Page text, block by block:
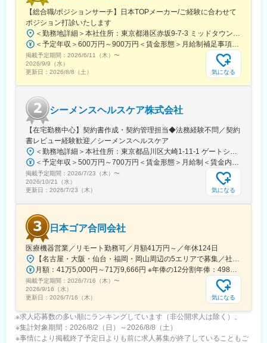
◇事業会社でのプロジェクト推進・マネジメント経験
・社内外の多様なステークホルダーを巻き込みながら、顧客の業
務設計・運用構築・組織変革等のプロジェクトを推進した経験
・例：PMO、業務改革、BPR、オペレーション構築、パートナー
戦略立案・実行支援
◇コンサルティングファームでのプロジェクト推進・マネジメン
ト経験
・0→1のテーマを社外パートナーや複数部門を巻き込んで構造化
・例：新規事業・新規サービス、新拠点・新組織立ち上げ、新規
のパートナーアライアンス・チャネル構築
【総合職/ポジションサーチ】日本TOPメーカー/ご経験に合わせて
ポジション打診いたします
＜勤務地詳細＞本社住所：東京都港区赤坂9-7-3 ミッドタウン・ウェスト勤務地最寄駅：東京メトロ日比谷線／都営大江戸線／六本木駅受動喫煙対策：敷地内全面禁煙
＜予定年収＞600万円～900万円＜賃金形態＞月給制補足事項なし＜賃金内訳＞月額（基本給）：300,000円～500,000円＜月給＞300,000円～500,000円＜昇給有無＞有＜残業手当＞有賃金はあくまでも目安の金額であり、選考を通じて上下する可能性があります。月給(月額)は固定手当を含めた表記です。
掲載予定期間： 2026/6/11（木） 〜
2026/9/9（水）
更新日： 2026/8/8（土） 気になる
シーメンスヘルスケア株式会社
【在宅勤務中心】契約書作成・契約管理担当◆法務経験不問／契約
書レビュー経験歓迎／シーメンスヘルスケア
＜勤務地詳細＞本社住所：東京都品川区大崎1-11-1 ゲートシティ大崎ウエストタワー勤務地最寄駅：JR線／大崎駅受動喫煙対策：屋内全面禁煙変更の範囲：会社の定める事業所（リモートワーク含む）
＜予定年収＞500万円～700万円＜賃金形態＞月給制＜賃金内訳＞月額（基本給）：250,000円～500,000円＜月給＞250,000円～500,000円＜昇給有無＞有＜残業手当＞有＜給与補足＞※給与詳細は経験・能力・前職給与等を踏まえて決定致します。■昇給：年1回（10月）■賞与：年2回（6月・12月）賃金はあくまでも目安の金額であり、選考を通じて上下する可能性があります。月給(月額)は固定手当を含めた表記です。
掲載予定期間： 2026/7/23（木） 〜
2026/10/21（水）
更新日： 2026/7/23（木） 気になる
日本ゴア合同会社
医療機器営業／リモート勤務可／月額41万円～／年休124日
【名古屋・大阪・仙台・福岡・岡山周辺の5エリアで募集／社用車使用可】就業場所：ホームオフィス／顧客先への直行直帰スタイル(1)名古屋エリア愛知県、岐阜県、福井県、三重県(2)大阪エリア滋賀県、京都府、大阪府、兵庫県、奈良県、和歌山県(3)仙台エリア宮城県、青森県、秋田県、山形県、岩手県、福島県※上記東北6件をチームで担当(4)福岡エリア福岡県、大分県、佐賀県、熊本県、長崎県、宮崎県、鹿児島県、沖縄県(5)岡山エリア鳥取県、島根県、岡山県、広島県、山口県※今後は東京エリアでの募集も予定です。◎社用車での訪問が可能です◎訪問のない日は在宅勤務となります◎研修、社内の打ち合わせ、イベント等で出社が発生する可能性がございます◎転勤は基本ありません本社：東京都港区港南1-8-15 Wビル14F受動喫煙対策：敷地内全面禁煙
月額：41万5,000円～71万9,666円 ※年俸の12分割年俸：498万円～863万5,992円（固定残業手当を含む）＋Sales Pay（内訳）年額（基本給）：450万円～800万円固定残業手当：月4万円～5万3,000円（12時間分）※超過した時間外労働の残業手当は追加支給◎Sales Pay：年額（基本給）の10％支給あり
掲載予定期間： 2026/7/16（木） 〜
2026/9/16（水）
更新日： 2026/7/16（木） 気になる
※求人応募数の多い順にランキングしています（非公開求人は除く）。
※集計対象期間：2026/8/2（日）～2026/8/8（土）
※事情により掲載終了予定日よりも前に求人募集が終了していることもご